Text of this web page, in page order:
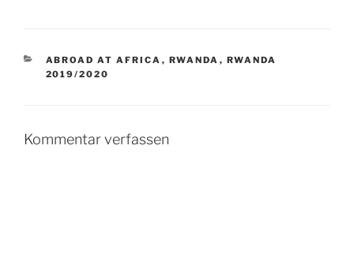
KATEGORIEN
ABROAD AT AFRICA , RWANDA , RWANDA
2019/2020
Kommentar verfassen